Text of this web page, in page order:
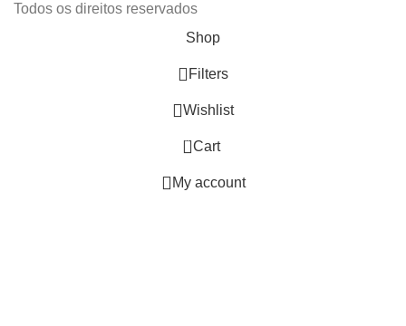
Todos os direitos reservados
Shop
Filters
Wishlist
0 Cart
My account